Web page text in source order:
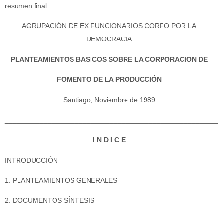
resumen final
AGRUPACIÓN DE EX FUNCIONARIOS CORFO POR LA
DEMOCRACIA
PLANTEAMIENTOS BÁSICOS SOBRE LA CORPORACIÓN DE
FOMENTO DE LA PRODUCCIÓN
Santiago, Noviembre de 1989
I N D I C E
INTRODUCCIÓN
1. PLANTEAMIENTOS GENERALES
2. DOCUMENTOS SÍNTESIS